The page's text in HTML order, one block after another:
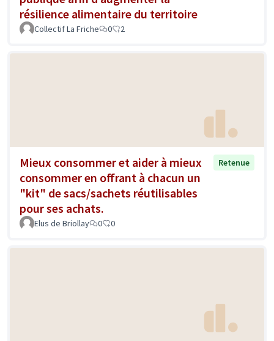
résilience alimentaire du territoire
Collectif La Friche 0 2
Mieux consommer et aider à mieux
consommer en offrant à chacun un
"kit" de sacs/sachets réutilisables
pour ses achats.
Retenue
Elus de Briollay 0 0